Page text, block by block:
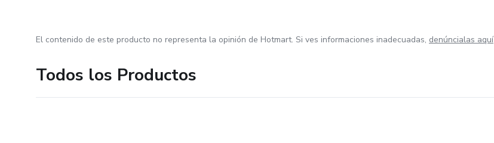
El contenido de este producto no representa la opinión de Hotmart. Si ves informaciones inadecuadas, denúncialas aquí
Todos los Productos